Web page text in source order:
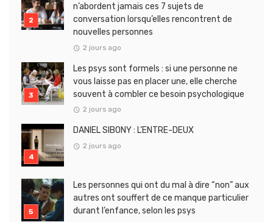
n’abordent jamais ces 7 sujets de
conversation lorsqu’elles rencontrent de
nouvelles personnes
2 jours ago
Les psys sont formels : si une personne ne
vous laisse pas en placer une, elle cherche
souvent à combler ce besoin psychologique
2 jours ago
DANIEL SIBONY : L’ENTRE-DEUX
2 jours ago
Les personnes qui ont du mal à dire “non” aux
autres ont souffert de ce manque particulier
durant l’enfance, selon les psys